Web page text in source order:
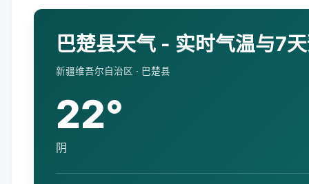
巴楚县天气 - 实时气温与7
新疆维吾尔自治区 · 巴楚县
22°
阴